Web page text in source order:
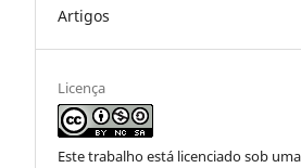
Artigos
Licença
Este trabalho está licenciado sob uma